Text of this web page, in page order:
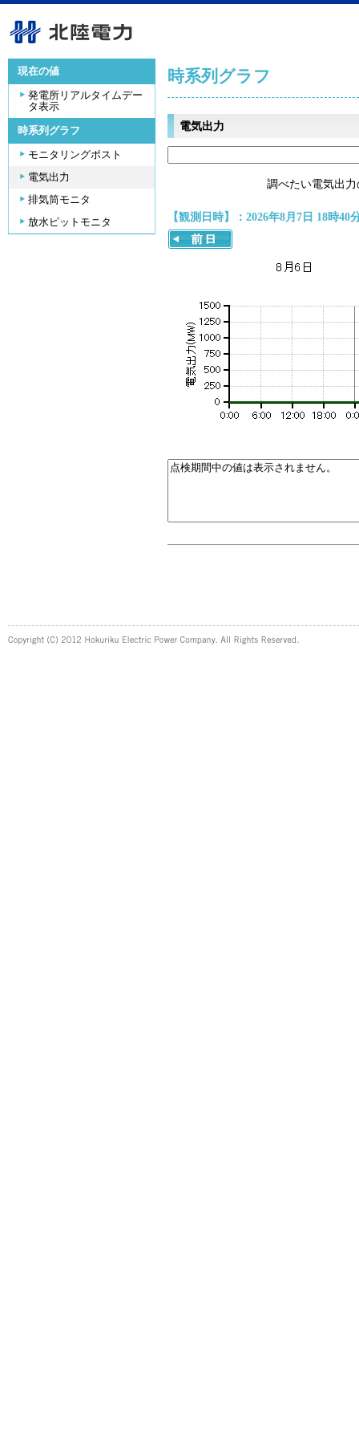
現在の値
発電所リアルタイムデー
タ表示
時系列グラフ
モニタリングポスト
電気出力
排気筒モニタ
放水ピットモニタ
時系列グラフ
電気出力
調べたい電気出
【観測日時】：2026年8月7日 18時40